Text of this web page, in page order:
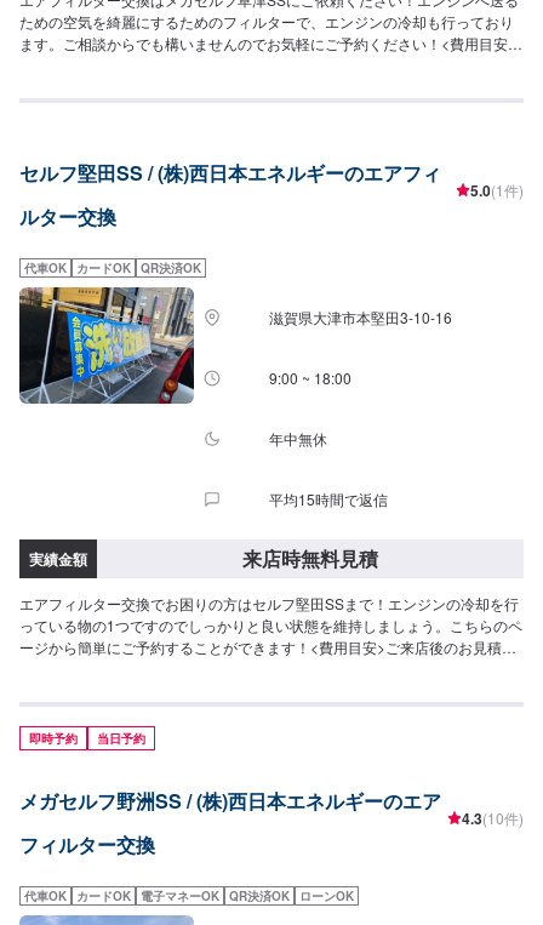
ための空気を綺麗にするためのフィルターで、エンジンの冷却も行っており
ます。ご相談からでも構いませんのでお気軽にご予約ください！<費用目安>
セルフ堅田SS / (株)西日本エネルギーのエアフィ
ルター交換
5.0(1件)
代車OK カードOK QR決済OK
滋賀県大津市本堅田3-10-16
9:00 ~ 18:00
年中無休
平均15時間で返信
実績金額 来店時無料見積
エアフィルター交換でお困りの方はセルフ堅田SSまで！エンジンの冷却を行
っている物の1つですのでしっかりと良い状態を維持しましょう。こちらのペ
ージから簡単にご予約することができます！<費用目安>ご来店後のお見積も
即時予約 当日予約
メガセルフ野洲SS / (株)西日本エネルギーのエア
フィルター交換
4.3(10件)
代車OK カードOK 電子マネーOK QR決済OK ローンOK